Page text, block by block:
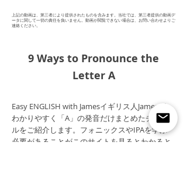
上記の動画は、第三者により提供されたものを含みます。当社では、第三者提供の動画デ
ータに関して一切の責任を負いません。動画が閲覧できない場合は、お問い合わせよりご
連絡ください。
9 Ways to Pronounce the
Letter A
Easy ENGLISH with Jamesイギリス人Jamesが
わかりやすく「A」の発音だけまとめたチャネ
ルをご紹介します。フォニックスやIPAを学ぶ
必要があることがこのサイトを見るとわかると